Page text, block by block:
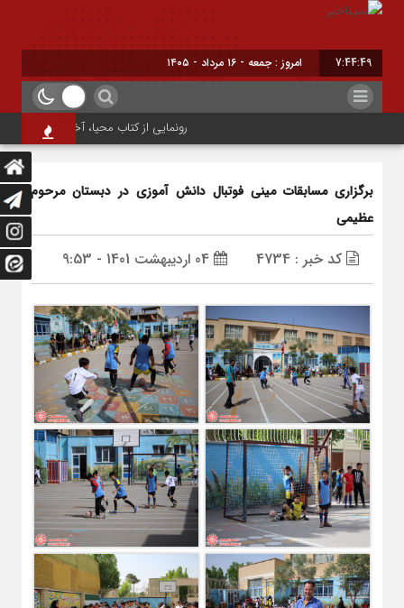
7:44:49 امروز : جمعه - ۱۶ مرداد - ۱۴۰۵
رونمایی از کتاب محیا، آخرین اثر
برگزاری مسابقات مینی فوتبال دانش آموزی در دبستان مرحوم
عظیمی
کد خبر : 4734